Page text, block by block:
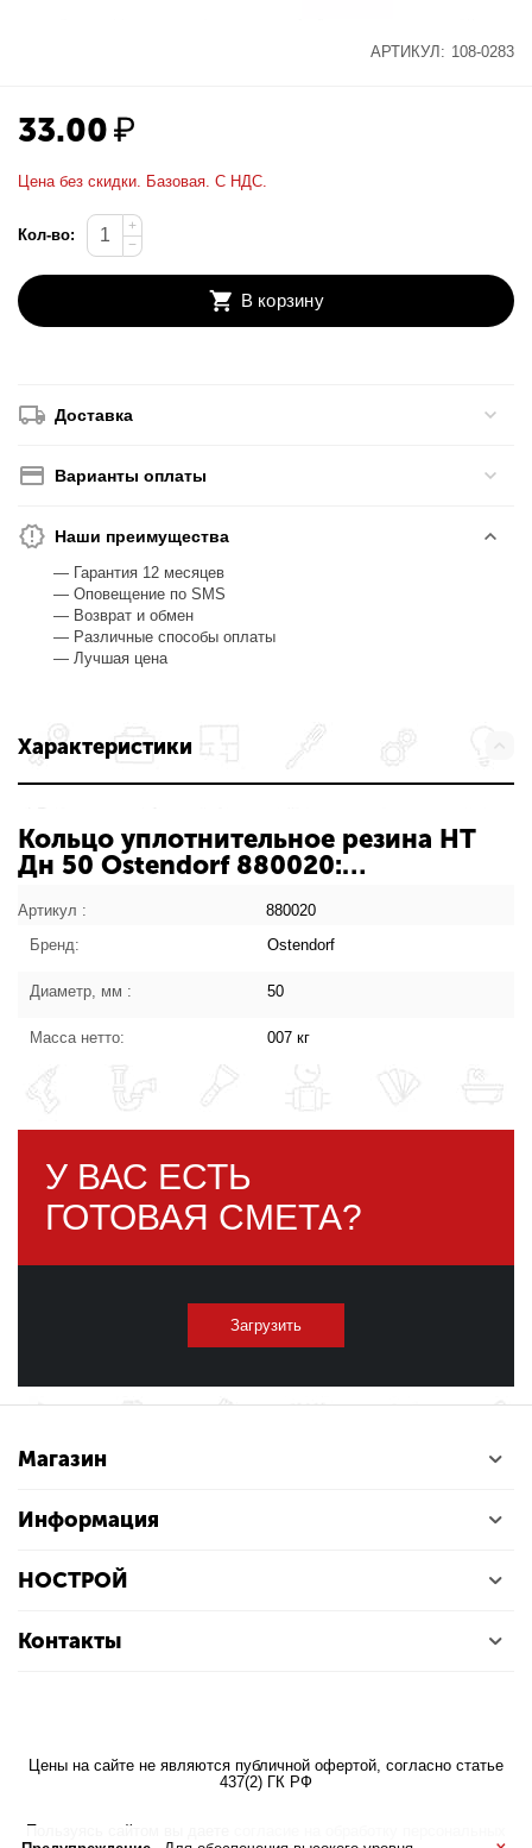
АРТИКУЛ: 108-0283
33.00₽
Цена без скидки. Базовая. С НДС.
Кол-во:
+
−
В корзину
Доставка
Варианты оплаты
Наши преимущества
— Гарантия 12 месяцев
— Оповещение по SMS
— Возврат и обмен
— Различные способы оплаты
— Лучшая цена
Характеристики
Кольцо уплотнительное резина HT
Дн 50 Ostendorf 880020:
Артикул :
880020
Бренд:
Ostendorf
Диаметр, мм : 50
Масса нетто: 007 кг
У ВАС ЕСТЬ
ГОТОВАЯ СМЕТА?
Загрузить
Магазин
Информация
НОСТРОЙ
Контакты
Цены на сайте не являются публичной офертой, согласно статье
437(2) ГК РФ
Пользуясь сайтом вы даете